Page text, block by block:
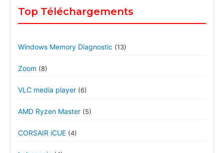
Top Téléchargements
Windows Memory Diagnostic (13)
Zoom (8)
VLC media player (6)
AMD Ryzen Master (5)
CORSAIR iCUE (4)